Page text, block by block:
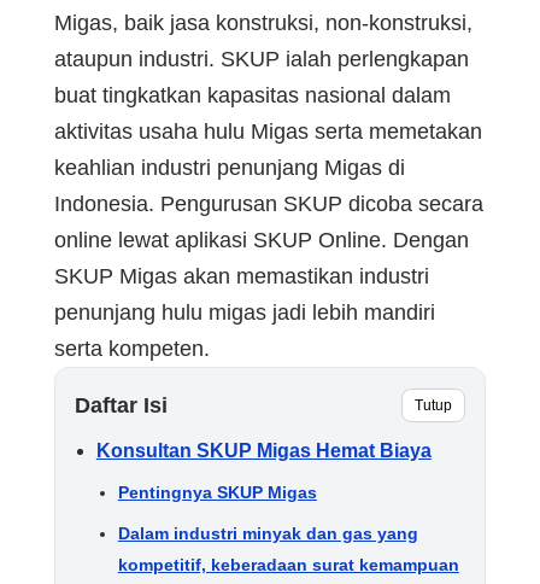
Migas, baik jasa konstruksi, non-konstruksi,
ataupun industri. SKUP ialah perlengkapan
buat tingkatkan kapasitas nasional dalam
aktivitas usaha hulu Migas serta memetakan
keahlian industri penunjang Migas di
Indonesia. Pengurusan SKUP dicoba secara
online lewat aplikasi SKUP Online. Dengan
SKUP Migas akan memastikan industri
penunjang hulu migas jadi lebih mandiri
serta kompeten.
Daftar Isi Tutup
Konsultan SKUP Migas Hemat Biaya
Pentingnya SKUP Migas
Dalam industri minyak dan gas yang
kompetitif, keberadaan surat kemampuan